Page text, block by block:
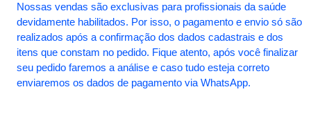
Nossas vendas são exclusivas para profissionais da saúde
devidamente habilitados. Por isso, o pagamento e envio só são
realizados após a confirmação dos dados cadastrais e dos
itens que constam no pedido. Fique atento, após você finalizar
seu pedido faremos a análise e caso tudo esteja correto
enviaremos os dados de pagamento via WhatsApp.